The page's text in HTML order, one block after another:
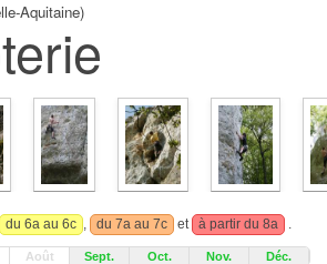
Aquitaine)
du 6a au 6c , du 7a au 7c et à partir du 8a .
Août Sept. Oct. Nov. Déc.